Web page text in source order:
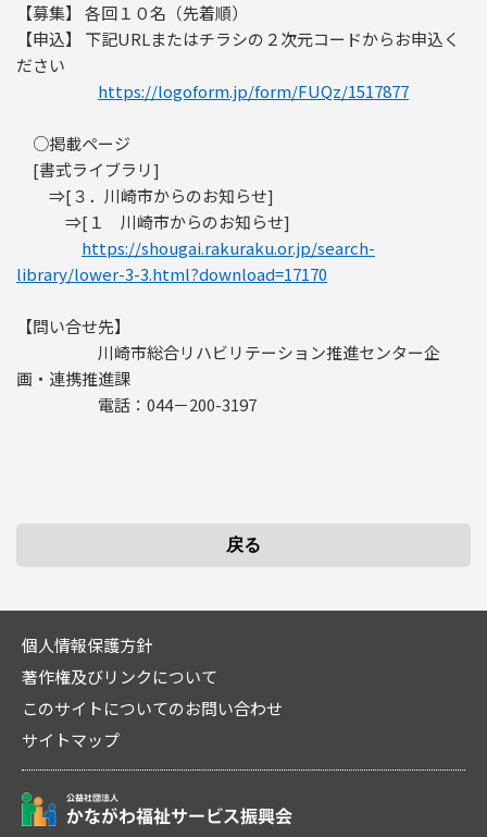
【募集】 各回１０名（先着順）
【申込】 下記URLまたはチラシの２次元コードからお申込く
ださい
https://logoform.jp/form/FUQz/1517877
○掲載ページ
[書式ライブラリ]
⇒[３．川崎市からのお知らせ]
⇒[１ 川崎市からのお知らせ]
https://shougai.rakuraku.or.jp/search-
library/lower-3-3.html?download=17170
【問い合せ先】
川崎市総合リハビリテーション推進センター企
画・連携推進課
電話：044－200-3197
個人情報保護方針
著作権及びリンクについて
このサイトについてのお問い合わせ
サイトマップ